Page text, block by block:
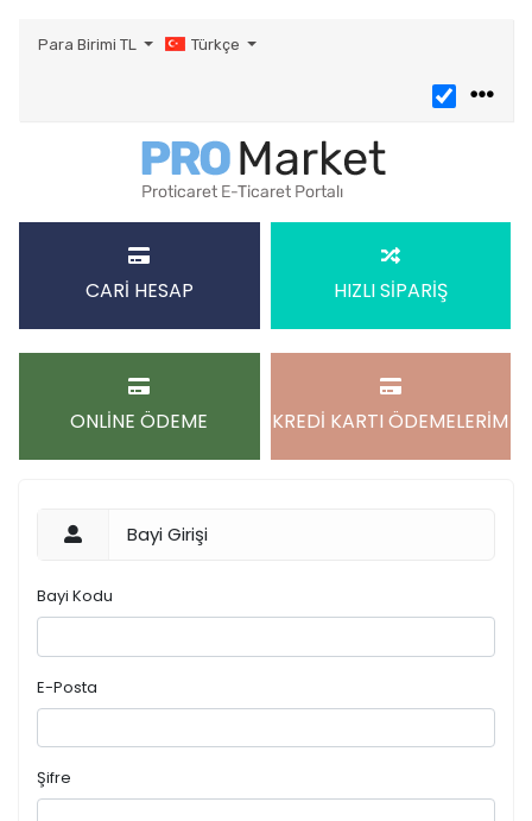
Para Birimi TL Türkçe
CARİ HESAP HIZLI SİPARİŞ
ONLİNE ÖDEME KREDİ KARTI ÖDEMELERİM
Bayi Girişi
Bayi Kodu
E-Posta
Şifre